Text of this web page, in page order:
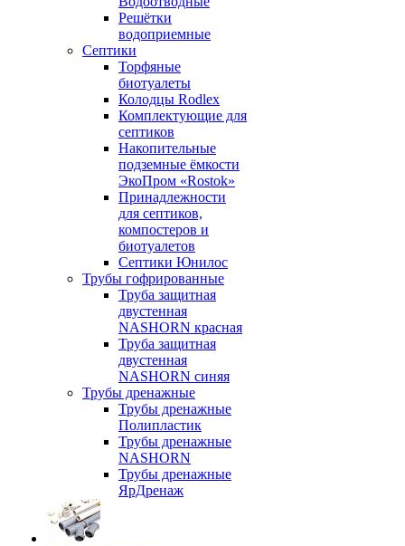
Решётки
водоприемные
Септики
Торфяные
биотуалеты
Колодцы Rodlex
Комплектующие для
септиков
Накопительные
подземные ёмкости
ЭкоПром «Rostok»
Принадлежности
для септиков,
компостеров и
биотуалетов
Септики Юнилос
Трубы гофрированные
Труба защитная
двустенная
NASHORN красная
Труба защитная
двустенная
NASHORN синяя
Трубы дренажные
Трубы дренажные
Полипластик
Трубы дренажные
NASHORN
Трубы дренажные
ЯрДренаж